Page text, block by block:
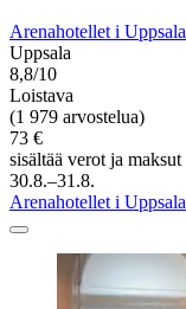
Arenahotellet i Uppsala
Uppsala
8,8/10
Loistava
(1 979 arvostelua)
73 €
sisältää verot ja maksut
30.8.–31.8.
Arenahotellet i Uppsala